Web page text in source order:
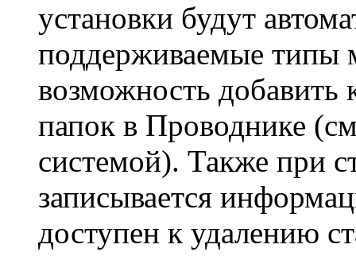
установки будут
поддерживаемые типы
возможность добавить
папок в Проводнике
системой). Также при
записывается
доступен к удалению